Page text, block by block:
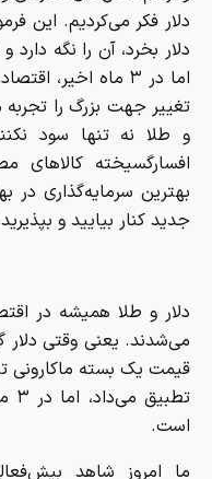
دلار فکر می‌کردیم. این
دلار بخرد، آن را نگه
اما در ۳ ماه
تغییر جهت بزرگ را
و طلا نه تنها سود
افسارگسیخته کالا‌های
جدید کنار بیایید و
دلار و طلا همیشه در
می‌شدند. یعنی وقتی دلار
قیمت یک بسته ماکارونی
است.
ما امروز شاهد